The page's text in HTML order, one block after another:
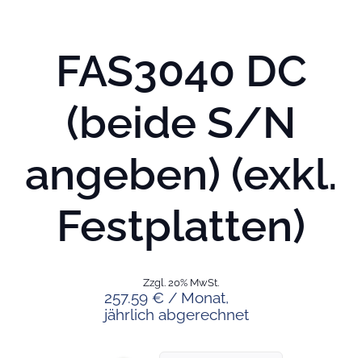
FAS3040 DC
(beide S/N
angeben) (exkl.
Festplatten)
257.59 € / Monat,
jährlich abgerechnet
Zzgl. 20% MwSt.